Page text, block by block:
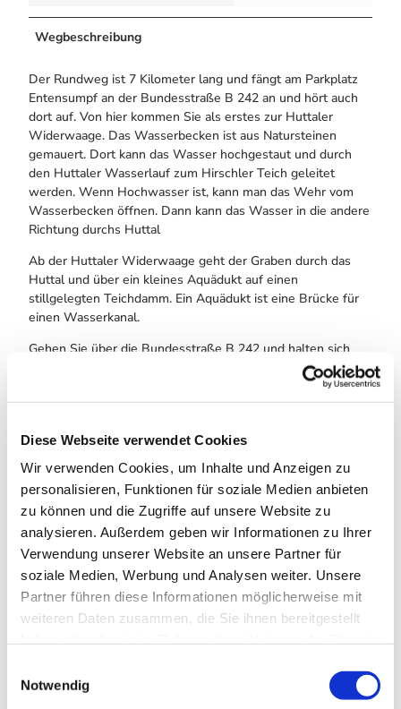
Diese Webseite verwendet Cookies
Wir verwenden Cookies, um Inhalte und Anzeigen zu
personalisieren, Funktionen für soziale Medien anbieten
zu können und die Zugriffe auf unsere Website zu
analysieren. Außerdem geben wir Informationen zu Ihrer
Verwendung unserer Website an unsere Partner für
soziale Medien, Werbung und Analysen weiter. Unsere
Partner führen diese Informationen möglicherweise mit
weiteren Daten zusammen, die Sie ihnen bereitgestellt
Cookies, wenn Sie unsere Webseite weiterhin nutzen.
Notwendig
Wegbeschreibung
Der Rundweg ist 7 Kilometer lang und fängt am Parkplatz
Entensumpf an der Bundesstraße B 242 an und hört auch
dort auf. Von hier kommen Sie als erstes zur Huttaler
Widerwaage. Das Wasserbecken ist aus Natursteinen
gemauert. Dort kann das Wasser hochgestaut und durch
den Huttaler Wasserlauf zum Hirschler Teich geleitet
werden. Wenn Hochwasser ist, kann man das Wehr vom
Wasserbecken öffnen. Dann kann das Wasser in die andere
Richtung durchs Huttal
Ab der Huttaler Widerwaage geht der Graben durch das
Huttal und über ein kleines Aquädukt auf einen
stillgelegten Teichdamm. Ein Aquädukt ist eine Brücke für
einen Wasserkanal.
Gehen Sie über die Bundesstraße B 242 und halten sich
Dammgraben. Entlang des Grabens wandern Sie bis zur
Gaststätte Polsterberger Hubhaus. Von dort geht’s wieder
Teich und am Hirschler Teich vorbei bis zum Parkplatz.
Anreise & Parken
Parken
an der B 242 Clausthal - Braunlage, dem Schild "Hirschler/
Pfauenteiche" folgen, rechts abbiegen auf den Parkplatz
Entensumpf
Weitere Infos / Links
Oberharzer Bergwerksmuseum